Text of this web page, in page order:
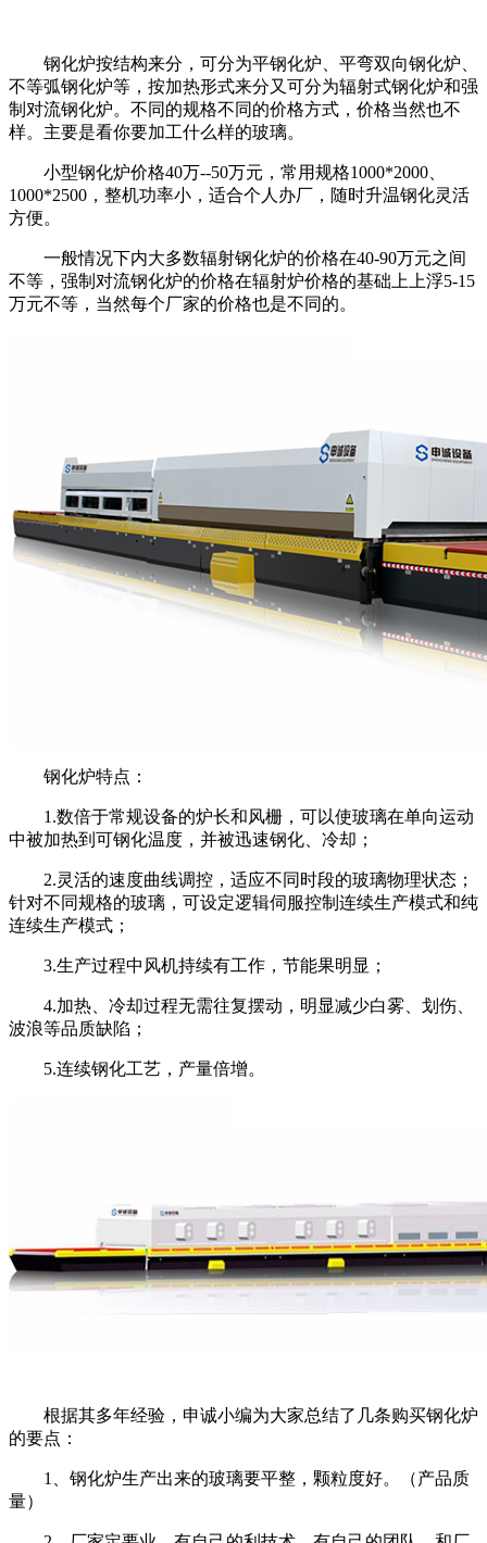
钢化炉按结构来分，可分为平钢化炉、平弯双向钢化炉、
不等弧钢化炉等，按加热形式来分又可分为辐射式钢化炉和强
制对流钢化炉。不同的规格不同的价格方式，价格当然也不
样。主要是看你要加工什么样的玻璃。
小型钢化炉价格40万--50万元，常用规格1000*2000
1000*2500 ，整机功率小，适合个人办厂，随时升温钢化灵活
方便。
一般情况下内大多数辐射钢化炉的价格在40-90万元之间
不等，强制对流钢化炉的价格在辐射炉价格的基础上上浮5-15
万元不等，当然每个厂家的价格也是不同的。
钢化炉特点：
1.数倍于常规设备的炉长和风栅，可以使玻璃在单向运动
中被加热到可钢化温度，并被迅速钢化、冷却；
2.灵活的速度曲线调控，适应不同时段的玻璃物理状态；
针对不同规格的玻璃，可设定逻辑伺服控制连续生产模式和纯
连续生产模式；
3.生产过程中风机持续有工作，节能果明显；
4.加热、冷却过程无需往复摆动，明显减少白雾、划伤、
波浪等品质缺陷；
5.连续钢化工艺，产量倍增。
根据其多年经验，申诚小编为大家总结了几条购买钢化炉
的要点：
1
、钢化炉生产出来的玻璃要平整，颗粒度好。（产品质
量）